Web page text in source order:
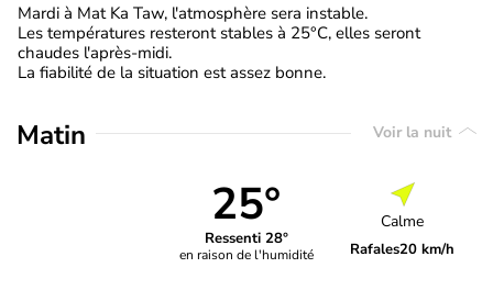
Mardi à Mat Ka Taw, l'atmosphère sera instable.
Les températures resteront stables à 25°C, elles seront
chaudes l'après-midi.
La fiabilité de la situation est assez bonne.
Matin Voir la nuit
25°
Ressenti 28°
en raison de l'humidité
Calme
Rafales20 km/h